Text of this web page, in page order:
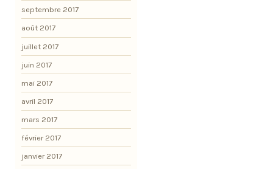
septembre 2017
août 2017
juillet 2017
juin 2017
mai 2017
avril 2017
mars 2017
février 2017
janvier 2017